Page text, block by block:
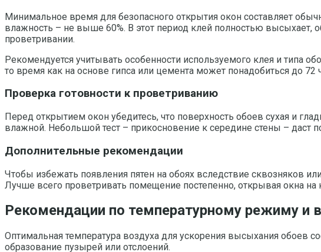
Минимальное время для безопасного открытия окон составляет
влажность – не выше 60%. В этот период клей полностью
проветривании.
Рекомендуется учитывать особенности используемого клея и
то время как на основе гипса или цемента может понадобиться до
Проверка готовности к проветриванию
Перед открытием окон убедитесь, что поверхность обоев сухая и
влажной. Небольшой тест – прикосновение к середине стены – даст
Дополнительные рекомендации
Чтобы избежать появления пятен на обоях вследствие сквозняков
Лучше всего проветривать помещение постепенно, открывая окна
Рекомендации по температурному режиму
Оптимальная температура воздуха для ускорения высыхания обоев
образование пузырей или отслоений.